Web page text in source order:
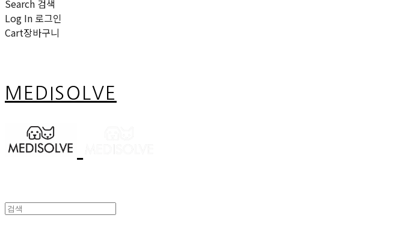
Search 검색
Log In 로그인
Cart장바구니
MEDISOLVE